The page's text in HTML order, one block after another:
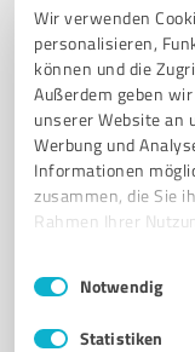
Wir verwenden
personalisieren,
können und die
Außerdem geben
unserer Website an
Werbung und
Informationen
zusammen, die Sie
Rahmen Ihrer
Impressum
Einwilligungsauswahl
Notwendig
Statistiken
YAMAHA MOTORRÄDER
ERSATZTEILE
Duisburger
Tel. 0208 38596000
www.yamaha-